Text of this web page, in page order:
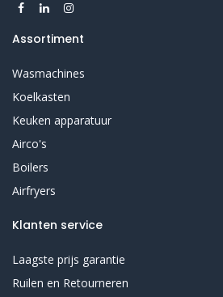
Assortiment
Wasmachines
Koelkasten
Keuken apparatuur
Airco's
Boilers
Airfryers
Klanten service
Laagste prijs garantie
Ruilen en Retourneren